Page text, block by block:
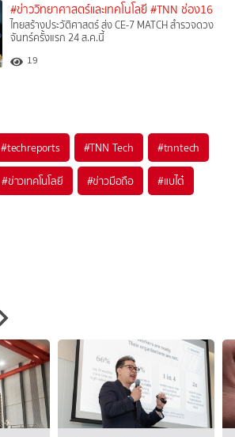
#ข่าววิทยาศาสตร์และเทคโนโลยี #TNN ช่อง16
ไทยสร้างประวัติศาสตร์ ส่ง CE-7 MATCH สำรวจดวง
จันทร์ครั้งแรก 24 ส.ค.นี้
19
#techreports #TNN Tech #tnntech
#ข่าวเทคโนโลยี #ข่าวมือถือ #แบไต๋